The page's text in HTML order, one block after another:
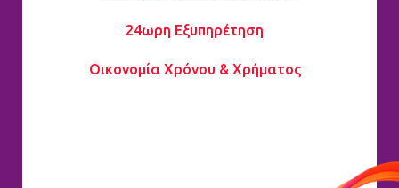
24ωρη Εξυπηρέτηση
Οικονομία Χρόνου & Χρήματος